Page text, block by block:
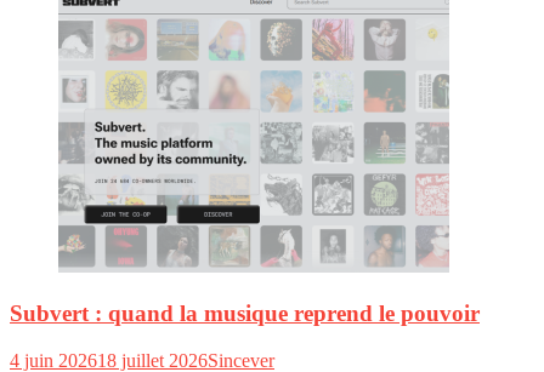
Subvert : quand la musique reprend le pouvoir
4 juin 202618 juillet 2026Sincever